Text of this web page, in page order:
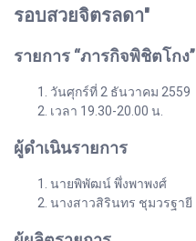
รอบสวยจิตรลดา"
รายการ “ภารกิจพิชิตโกง”
วันศุกร์ที่ 2 ธันวาคม 2559
เวลา 19.30-20.00 น.
ผู้ดำเนินรายการ
นายพิพัฒน์ พึ่งพาพงศ์
นางสาวสิรินทร ชุมวรฐายี